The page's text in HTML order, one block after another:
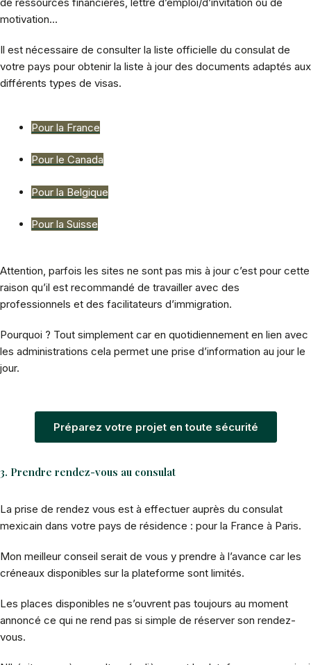
motivation…
Il est nécessaire de consulter la liste officielle du consulat de
votre pays pour obtenir la liste à jour des documents adaptés aux
différents types de visas.
Pour la France
Pour le Canada
Pour la Belgique
Pour la Suisse
Attention, parfois les sites ne sont pas mis à jour c’est pour cette
raison qu’il est recommandé de travailler avec des
professionnels et des facilitateurs d’immigration.
Pourquoi ? Tout simplement car en quotidiennement en lien avec
les administrations cela permet une prise d’information au jour le
jour.
Préparez votre projet en toute sécurité
3. Prendre rendez-vous au consulat
La prise de rendez vous est à effectuer auprès du consulat
mexicain dans votre pays de résidence : pour la France à Paris.
Mon meilleur conseil serait de vous y prendre à l’avance car les
créneaux disponibles sur la plateforme sont limités.
Les places disponibles ne s’ouvrent pas toujours au moment
annoncé ce qui ne rend pas si simple de réserver son rendez-
vous.